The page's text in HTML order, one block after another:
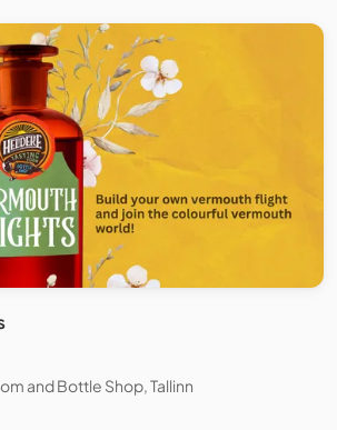
and Bottle Shop, Tallinn